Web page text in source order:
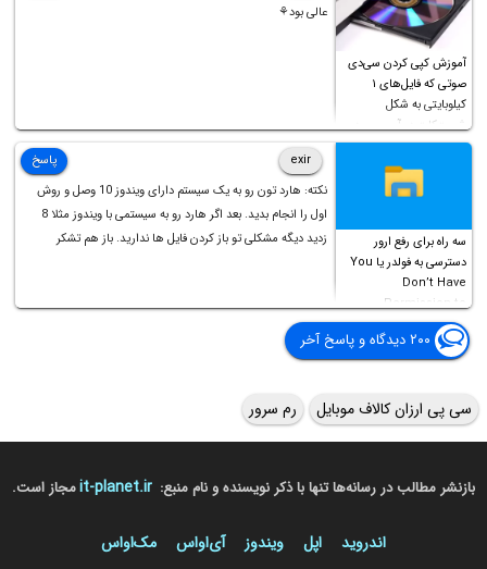
آموزش کپی کردن سی‌دی
صوتی که فایل‌های ۱
کیلوبایتی به شکل
شورت‌کات در آن موجود
است!
عالی بود⚘
سه راه برای رفع ارور
دسترسی به فولدر یا You
Don’t Have
Permission to
Access this folder
exir
نکته: هارد تون رو به یک سیستم دارای ویندوز 10 وصل و روش
اول را انجام بدید. بعد اگر هارد رو به سیستمی با ویندوز مثلا 8
زدید دیگه مشکلی تو باز کردن فایل ها ندارید. باز هم تشکر
پاسخ
۲۰۰ دیدگاه و پاسخ آخر
سی پی ارزان کالاف موبایل رم سرور
بازنشر مطالب در رسانه‌ها تنها با ذکر نویسنده و نام منبع: it-planet.irمجاز است.
اندروید اپل ویندوز آی‌او‌اس مک‌او‌اس